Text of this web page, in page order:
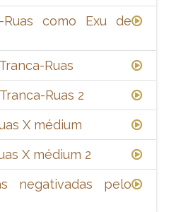
como Exu de
Ruas
Ruas 2
X médium
X médium 2
negativadas pelo